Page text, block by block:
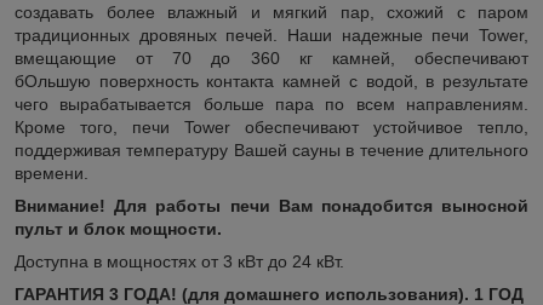
создавать более влажный и мягкий пар, схожий с паром
традиционных дровяных печей. Наши надежные печи Tower,
вмещающие от 70 до 360 кг камней, обеспечивают
бОльшую поверхность контакта камней с водой, в результате
чего вырабатывается больше пара по всем направлениям.
Кроме того, печи Tower обеспечивают устойчивое тепло,
поддерживая температуру Вашей сауны в течение длительного
времени.
Внимание! Для работы печи Вам понадобится выносной
пульт и блок мощности.
Доступна в мощностях от 3 кВт до 24 кВт.
ГАРАНТИЯ 3 ГОДА! (для домашнего использования). 1 ГОД